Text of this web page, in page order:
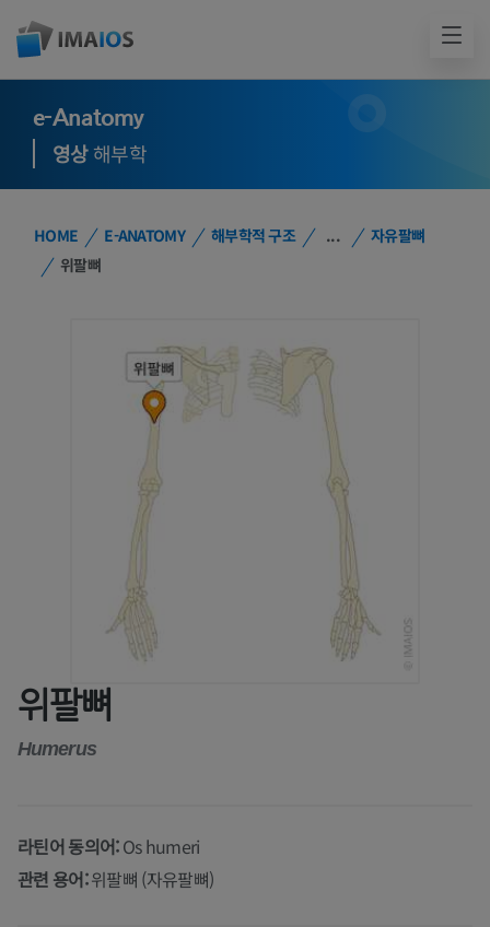
e-Anatomy
영상해부학
HOME E-ANATOMY 해부학적 구조 ...
자유팔뼈
위팔뼈
위팔뼈
Humerus
라틴어 동의어:Os humeri
관련 용어:위팔뼈 (자유팔뼈)